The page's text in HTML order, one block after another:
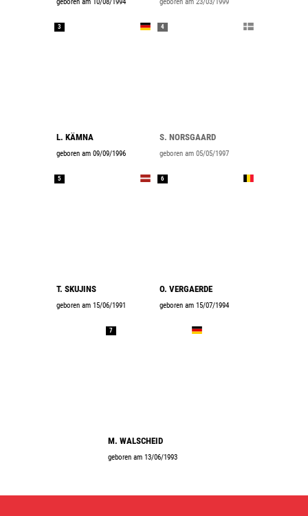
3
L. KÄMNA
geboren am 09/09/1996
4
S. NORSGAARD
geboren am 05/05/1997
5
T. SKUJINS
geboren am 15/06/1991
6
O. VERGAERDE
geboren am 15/07/1994
7
M. WALSCHEID
geboren am 13/06/1993